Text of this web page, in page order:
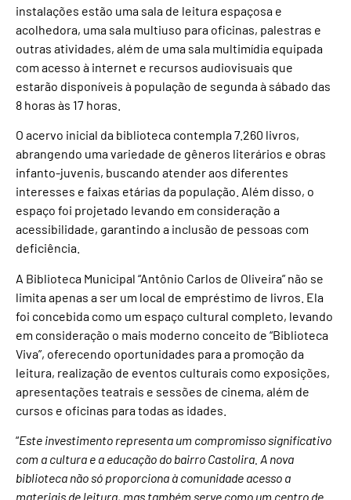
instalações estão uma sala de leitura espaçosa e
acolhedora, uma sala multiuso para oficinas, palestras e
outras atividades, além de uma sala multimídia equipada
com acesso à internet e recursos audiovisuais que
estarão disponíveis à população de segunda à sábado das
8 horas às 17 horas.
O acervo inicial da biblioteca contempla 7.260 livros,
abrangendo uma variedade de gêneros literários e obras
infanto-juvenis, buscando atender aos diferentes
interesses e faixas etárias da população. Além disso, o
espaço foi projetado levando em consideração a
acessibilidade, garantindo a inclusão de pessoas com
deficiência.
A Biblioteca Municipal “Antônio Carlos de Oliveira” não se
limita apenas a ser um local de empréstimo de livros. Ela
foi concebida como um espaço cultural completo, levando
em consideração o mais moderno conceito de “Biblioteca
Viva”, oferecendo oportunidades para a promoção da
leitura, realização de eventos culturais como exposições,
apresentações teatrais e sessões de cinema, além de
cursos e oficinas para todas as idades.
“Este investimento representa um compromisso significativo
com a cultura e a educação do bairro Castolira. A nova
biblioteca não só proporciona à comunidade acesso a
materiais de leitura, mas também serve como um centro de